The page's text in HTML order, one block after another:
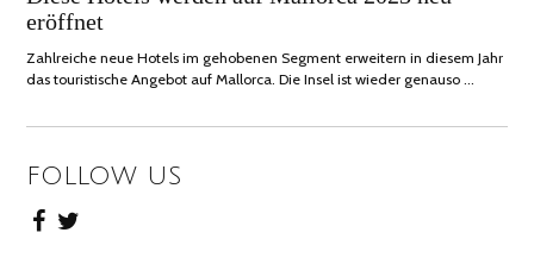
eröffnet
Zahlreiche neue Hotels im gehobenen Segment erweitern in diesem Jahr
das touristische Angebot auf Mallorca. Die Insel ist wieder genauso …
FOLLOW US